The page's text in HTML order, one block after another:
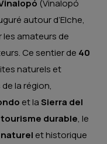
(Vinalopó
autour d’Elche,
amateurs de
Ce sentier de 40
naturels et
la région,
et laSierra del
tourisme durable, le
et historique